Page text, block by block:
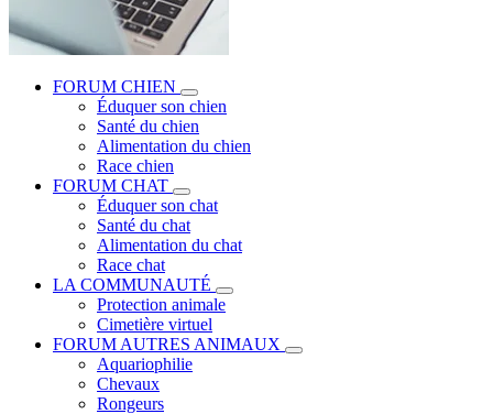
FORUM CHIEN
Éduquer son chien
Santé du chien
Alimentation du chien
Race chien
FORUM CHAT
Éduquer son chat
Santé du chat
Alimentation du chat
Race chat
LA COMMUNAUTÉ
Protection animale
Cimetière virtuel
FORUM AUTRES ANIMAUX
Aquariophilie
Chevaux
Rongeurs